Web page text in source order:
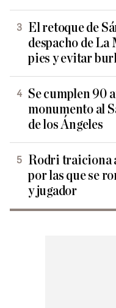
El retoque de
despacho de La
pies y evitar
Se cumplen 90
monumento al
de los Ángeles
Rodri traiciona
por las que se
y jugador